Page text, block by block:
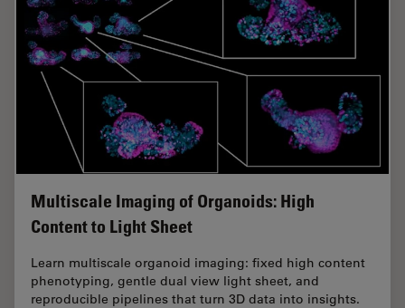
Multiscale Imaging of Organoids: High
Content to Light Sheet
Learn multiscale organoid imaging: fixed high content
phenotyping, gentle dual view light sheet, and
reproducible pipelines that turn 3D data into insights.